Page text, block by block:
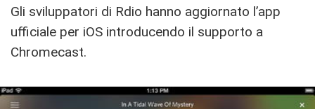
Gli sviluppatori di Rdio hanno aggiornato l’app
ufficiale per iOS introducendo il supporto a
Chromecast.